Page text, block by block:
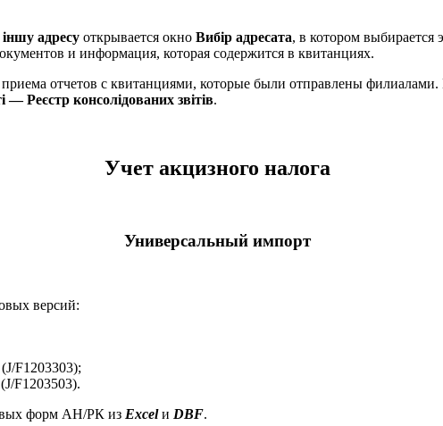
адресу открывается окно Вибір адресата, в котором выбирается
и информация, которая содержится в квитанциях.
отчетов с квитанциями, которые были отправлены
— Реєстр консолідованих звітів.
Учет акцизного налога
Универсальный импорт
версий:
F1203303);
F1203503).
форм АН/РК из Excelи DBF.